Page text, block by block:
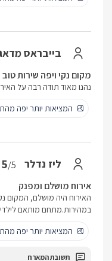
בייבראס
מקום נקי ויפה שירות טוב
נהנו מאוד תודה רבה על
המציאות יותר יפה
ליז נדלר 5/5
אירוח מושלם ומפנק
האירוח היה מושלם, המקום
במהירות.מתחם מותאם
המציאות יותר יפה